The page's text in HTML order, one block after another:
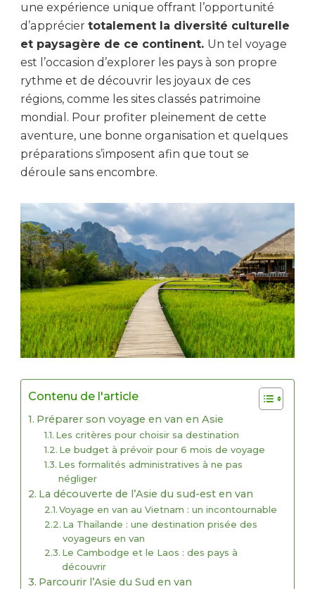
une expérience unique offrant l’opportunité
d’apprécier totalement la diversité culturelle
et paysagère de ce continent. Un tel voyage
est l’occasion d’explorer les pays à son propre
rythme et de découvrir les joyaux de ces
régions, comme les sites classés patrimoine
mondial. Pour profiter pleinement de cette
aventure, une bonne organisation et quelques
préparations s’imposent afin que tout se
déroule sans encombre.
Contenu de l'article
Préparer son voyage en van en Asie
Les critères pour choisir sa destination
Le budget à prévoir pour 6 mois de voyage
Les formalités administratives à ne pas
négliger
La découverte de l’Asie du sud-est en van
Voyage en van au Vietnam : un incontournable
La Thaïlande : une destination prisée des
voyageurs en van
Le Cambodge et le Laos : des pays à
découvrir
Parcourir l’Asie du Sud en van